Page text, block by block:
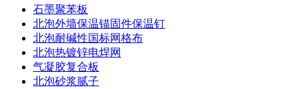
石墨聚苯板
北泡外墙保温锚固件保温钉
北泡耐碱性国标网格布
北泡热镀锌电焊网
气凝胶复合板
北泡砂浆腻子